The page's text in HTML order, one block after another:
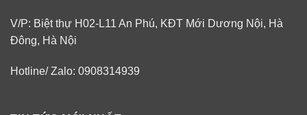
V/P: Biệt thự H02-L11 An Phú, KĐT Mới Dương Nội, Hà
Đông, Hà Nội
Hotline/ Zalo: 0908314939